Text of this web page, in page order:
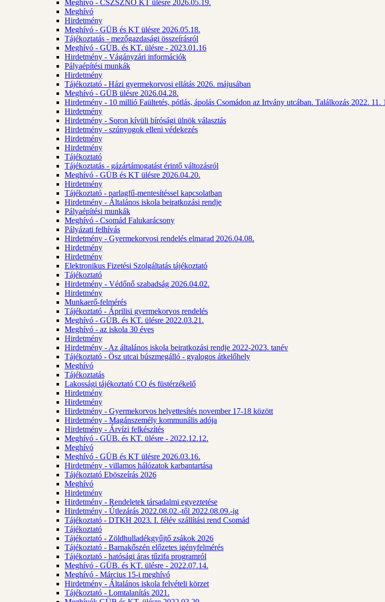
Meghívó - CSZSZNO KT ülésre 2026.05.19.
Meghívó
Hirdetmény
Meghívó - GÜB és KT ülésre 2026.05.18.
Tájékoztatás - mezőgazdasági összeírásról
Meghívó - GÜB. és KT. ülésre - 2023.01.16
Hirdetmény - Vágányzári információk
Pályaépítési munkák
Hirdetmény
Tájékoztató - Házi gyermekorvosi ellátás 2026. májusában
Meghívó - GÜB ülésre 2026.04.28.
Hirdetmény - 10 millió Faültetés, pótlás, ápolás Csomádon az Irtvány utcában. Találkozás 2022. 11.
Hirdetmény
Hirdetmény - Soron kívüli bírósági ülnök választás
Hirdetmény - szúnyogok elleni védekezés
Hirdetmény
Hirdetmény
Tájékoztató
Tájékoztatás - gázártámogatást érintő változásról
Meghívó - GÜB és KT ülésre 2026.04.20.
Hirdetmény
Tájékoztató - parlagfű-mentesítéssel kapcsolatban
Hirdetmény - Általános iskola beiratkozási rendje
Pályaépítési munkák
Meghívó - Csomád Falukarácsony
Pályázati felhívás
Hirdetmény - Gyermekorvosi rendelés elmarad 2026.04.08.
Hirdetmény
Hirdetmény
Elektronikus Fizetési Szolgáltatás tájékoztató
Tájékoztató
Hirdetmény - Védőnő szabadság 2026.04.02.
Hirdetmény
Munkaerő-felmérés
Tájékoztató - Áprilisi gyermekorvos rendelés
Meghívó - GÜB. és KT. ülésre 2022.03.21.
Meghívó - az iskola 30 éves
Hirdetmény
Hirdetmény - Az általános iskola beiratkozási rendje 2022-2023. tanév
Tájékoztató - Ösz utcai búszmegálló - gyalogos átkelőhely
Meghívó
Tájékoztatás
Lakossági tájékoztató CO és füstérzékelő
Hirdetmény
Hirdetmény
Hirdetmény - Gyermekorvos helyettesítés november 17-18 között
Hirdetmény - Magánszemély kommunális adója
Hirdetmény - Árvízi felkészítés
Meghívó - GÜB. és KT. ülésre - 2022.12.12.
Meghívó
Meghívó - GÜB és KT ülésre 2026.03.16.
Hirdetmény - villamos hálózatok karbantartása
Tájékoztató Eböszeírás 2026
Meghívó
Hirdetmény
Hirdetmény - Rendeletek társadalmi egyeztetése
Hirdetmény - Útlezárás 2022.08.02.-től 2022.08.09.-ig
Tájékoztató - DTKH 2023. I. félév szállítási rend Csomád
Tájékoztató
Tájékoztató - Zöldhulladékgyűjtő zsákok 2026
Tájékoztató - Barnakőszén előzetes igényfelmérés
Tájékoztató - hatósági áras tűzifa programról
Meghívó - GÜB. és KT. ülésre - 2022.07.14.
Meghívó - Március 15-i meghívó
Hirdetmény - Általános iskola felvételi körzet
Tájékoztató - Lomtalanítás 2021.